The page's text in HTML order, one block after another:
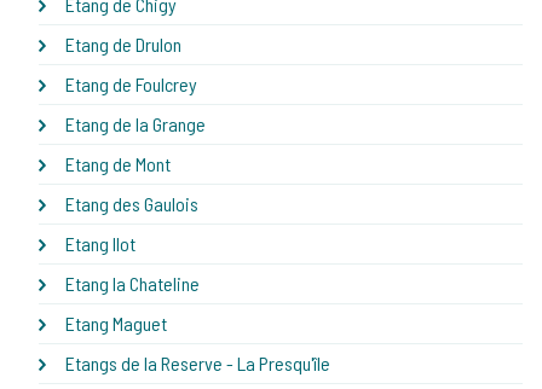
Etang de Drulon
Etang de Foulcrey
Etang de la Grange
Etang de Mont
Etang des Gaulois
Etang Ilot
Etang la Chateline
Etang Maguet
Etangs de la Reserve - La Presqu'île